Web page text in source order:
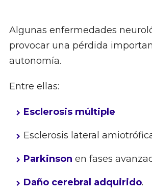
Algunas enfermedades
provocar una pérdida
autonomía.
Entre ellas:
Esclerosis múltiple
Esclerosis lateral
Parkinson en fases
Daño cerebral adquirido.